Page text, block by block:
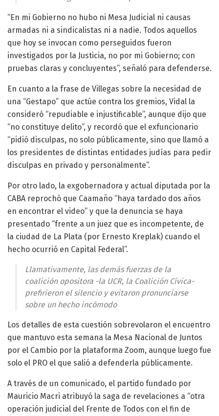
“En mi Gobierno no hubo ni Mesa Judicial ni causas
armadas ni a sindicalistas ni a nadie. Todos aquellos
que hoy se invocan como perseguidos fueron
investigados por la Justicia, no por mi Gobierno; con
pruebas claras y concluyentes”, señaló para defenderse.
En cuanto a la frase de Villegas sobre la necesidad de
una “Gestapo” que actúe contra los gremios, Vidal la
consideró “repudiable e injustificable”, aunque dijo que
“no constituye delito”, y recordó que el exfuncionario
“pidió disculpas, no solo públicamente, sino que llamó a
los presidentes de distintas entidades judías para pedir
disculpas en privado y personalmente”.
Por otro lado, la exgobernadora y actual diputada por la
CABA reprochó que Caamaño “haya tardado dos años
en encontrar el video” y que la denuncia se haya
presentado “frente a un juez que es incompetente, de
la ciudad de La Plata (por Ernesto Kreplak) cuando el
hecho ocurrió en Capital Federal”.
Llamativamente, las demás fuerzas de la
coalición opositora -la UCR, la Coalición Cívica-
prefirieron el silencio y evitaron pronunciarse
sobre un hecho incómodo
Los detalles de esta cuestión sobrevolaron el encuentro
que mantuvo esta semana la Mesa Nacional de Juntos
por el Cambio por la plataforma Zoom, aunque luego fue
solo el PRO el que salió a defenderla públicamente.
A través de un comunicado, el partido fundado por
Mauricio Macri atribuyó la saga de revelaciones a “otra
operación judicial del Frente de Todos con el fin de